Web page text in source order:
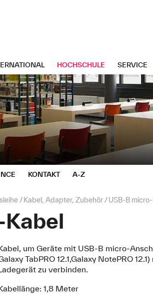
HOCHSCHULE SERVICE
KONTAKT A-Z
Kabel, Adapter, Zubehör USB-B
um Geräte mit USB-B micro-
TabPRO 12.1,Galaxy NotePRO
zu verbinden.
1,8 Meter